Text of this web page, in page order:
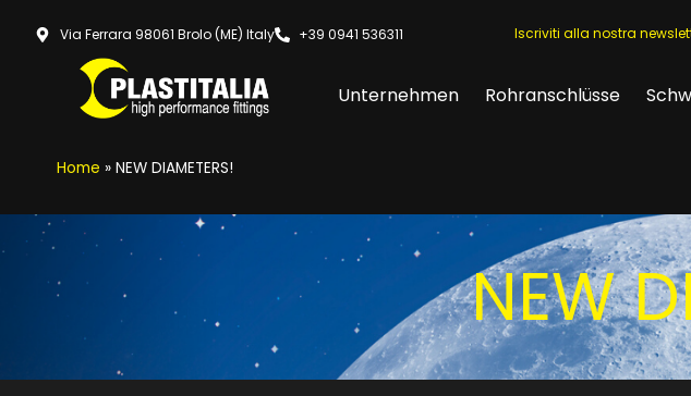
Via Ferrara 98061 Brolo (ME) Italy +39 0941 536311 Iscriviti alla nostra
Unternehmen Rohranschlüsse
Home » NEW DIAMETERS!
NEW